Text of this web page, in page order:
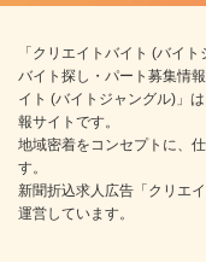
「クリエイトバイト (バイ
バイト探し・パート募集情
イト (バイトジャングル)」
報サイトです。
地域密着をコンセプトに、
す。
新聞折込求人広告「クリエ
運営しています。